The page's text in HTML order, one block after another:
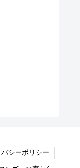
バシーポリシー